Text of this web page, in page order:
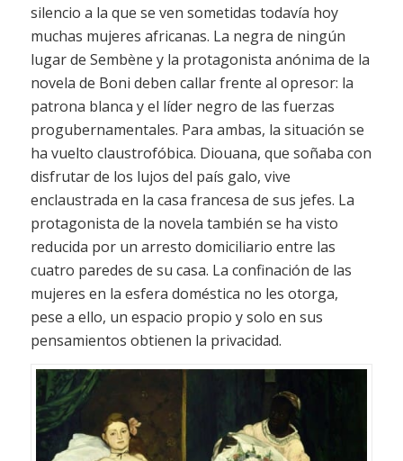
silencio a la que se ven sometidas todavía hoy
muchas mujeres africanas. La negra de ningún
lugar de Sembène y la protagonista anónima de la
novela de Boni deben callar frente al opresor: la
patrona blanca y el líder negro de las fuerzas
progubernamentales. Para ambas, la situación se
ha vuelto claustrofóbica. Diouana, que soñaba con
disfrutar de los lujos del país galo, vive
enclaustrada en la casa francesa de sus jefes. La
protagonista de la novela también se ha visto
reducida por un arresto domiciliario entre las
cuatro paredes de su casa. La confinación de las
mujeres en la esfera doméstica no les otorga,
pese a ello, un espacio propio y solo en sus
pensamientos obtienen la privacidad.